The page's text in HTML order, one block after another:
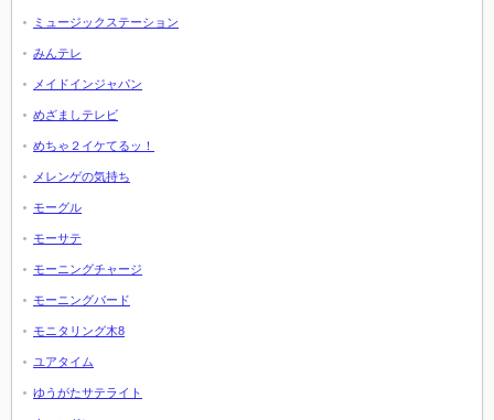
ミュージックステーション
みんテレ
メイドインジャパン
めざましテレビ
めちゃ２イケてるッ！
メレンゲの気持ち
モーグル
モーサテ
モーニングチャージ
モーニングバード
モニタリング木8
ユアタイム
ゆうがたサテライト